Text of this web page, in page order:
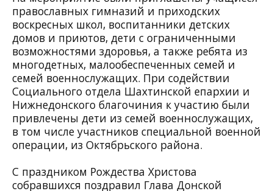
православных гимназий и приходских
воскресных школ, воспитанники детских
домов и приютов, дети с ограниченными
возможностями здоровья, а также ребята из
многодетных, малообеспеченных семей и
семей военнослужащих. При содействии
Социального отдела Шахтинской епархии и
Нижнедонского благочиния к участию были
привлечены дети из семей военнослужащих,
в том числе участников специальной военной
операции, из Октябрьского района.
С праздником Рождества Христова
собравшихся поздравил Глава Донской